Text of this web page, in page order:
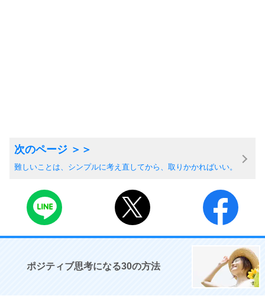
難しいことは、シンプルに考え直してから、取りかかればいい。
ポジティブ思考になる30の方法